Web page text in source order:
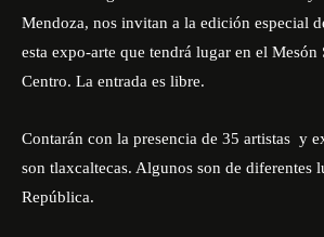
Mendoza, nos invitan a la edición especial
esta expo-arte que tendrá lugar en el Mesón
Centro. La entrada es libre.
Contarán con la presencia de 35 artistas y
son tlaxcaltecas. Algunos son de diferentes
República.